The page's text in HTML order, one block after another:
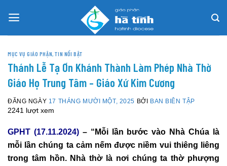
MỤC VỤ GIÁO PHẬN,TIN NỔI BẬT
Thánh Lễ Tạ Ơn Khánh Thành Làm Phép Nhà Thờ
Giáo Họ Trung Tâm – Giáo Xứ Kim Cương
ĐĂNG NGÀY 17 THÁNG MƯỜI MỘT, 2025 BỞI BAN BIÊN TẬP
2241 lượt xem
GPHT (17.11.2024) – “Mỗi lần bước vào Nhà Chúa là
mỗi lần chúng ta cảm nếm được niềm vui thiêng liêng
trong tâm hồn. Nhà thờ là nơi chúng ta thờ phượng